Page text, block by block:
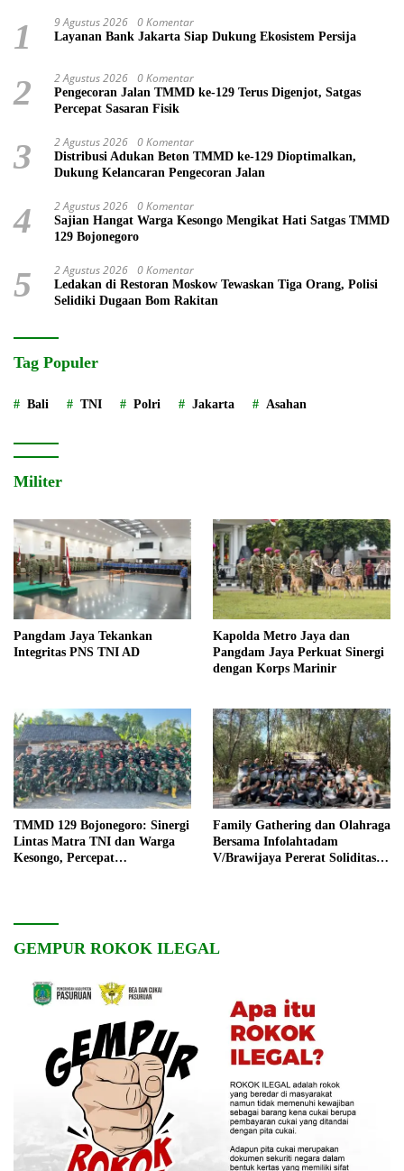
1 9 Agustus 2026 0 Komentar
Layanan Bank Jakarta Siap Dukung Ekosistem Persija
2 2 Agustus 2026 0 Komentar
Pengecoran Jalan TMMD ke-129 Terus Digenjot, Satgas
Percepat Sasaran Fisik
3 2 Agustus 2026 0 Komentar
Distribusi Adukan Beton TMMD ke-129 Dioptimalkan,
Dukung Kelancaran Pengecoran Jalan
4 2 Agustus 2026 0 Komentar
Sajian Hangat Warga Kesongo Mengikat Hati Satgas TMMD
129 Bojonegoro
5 2 Agustus 2026 0 Komentar
Ledakan di Restoran Moskow Tewaskan Tiga Orang, Polisi
Selidiki Dugaan Bom Rakitan
Tag Populer
Bali TNI Polri Jakarta Asahan
Militer
Pangdam Jaya Tekankan
Integritas PNS TNI AD
Kapolda Metro Jaya dan
Pangdam Jaya Perkuat Sinergi
dengan Korps Marinir
TMMD 129 Bojonegoro: Sinergi
Lintas Matra TNI dan Warga
Kesongo, Percepat
Family Gathering dan Olahraga
Bersama Infolahtadam
V/Brawijaya Pererat Soliditas
GEMPUR ROKOK ILEGAL